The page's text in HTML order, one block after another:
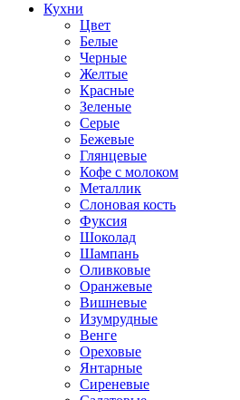
Кухни
Цвет
Белые
Черные
Желтые
Красные
Зеленые
Серые
Бежевые
Глянцевые
Кофе с молоком
Металлик
Слоновая кость
Фуксия
Шоколад
Шампань
Оливковые
Оранжевые
Вишневые
Изумрудные
Венге
Ореховые
Янтарные
Сиреневые